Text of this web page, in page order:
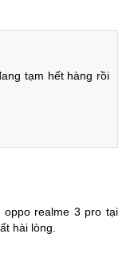
tạm hết hàng rồi
realme 3 pro tại
hài lòng.